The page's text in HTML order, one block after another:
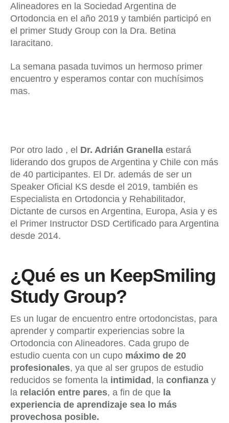
Alineadores en la Sociedad Argentina de
Ortodoncia en el año 2019 y también participó en
el primer Study Group con la Dra. Betina
Iaracitano.
La semana pasada tuvimos un hermoso primer
encuentro y esperamos contar con muchísimos
mas.
Por otro lado , el Dr. Adrián Granella estará
liderando dos grupos de Argentina y Chile con más
de 40 participantes. El Dr. además de ser un
Speaker Oficial KS desde el 2019, también es
Especialista en Ortodoncia y Rehabilitador,
Dictante de cursos en Argentina, Europa, Asia y es
el Primer Instructor DSD Certificado para Argentina
desde 2014.
¿Qué es un KeepSmiling
Study Group?
Es un lugar de encuentro entre ortodoncistas, para
aprender y compartir experiencias sobre la
Ortodoncia con Alineadores. Cada grupo de
estudio cuenta con un cupo máximo de 20
profesionales, ya que al ser grupos de estudio
reducidos se fomenta la intimidad , la confianza y
la relación entre pares, a fin de que la
experiencia de aprendizaje sea lo más
provechosa posible.